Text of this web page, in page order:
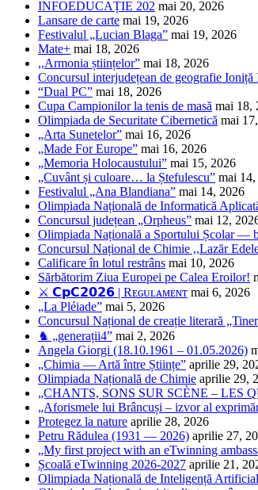
INFOEDUCAȚIE 202 mai 20, 2026
Lansare de carte mai 19, 2026
Festivalul „Lucian Blaga” mai 19, 2026
Mate+ mai 18, 2026
,,Armonia științelor” mai 18, 2026
Concursul interjudețean de geografie Ioniță
“Dual PC” mai 18, 2026
Cupa Campionilor la tenis de masă mai 18,
Olimpiada de Securitate Cibernetică mai
„Arta Sunetelor” mai 16, 2026
„Made For Europe” mai 16, 2026
„Memoria Holocaustului” mai 15, 2026
„Cuvânt și culoare… la Ștefulescu” mai
Festivalul „Ana Blandiana” mai 14, 2026
Olimpiada Națională de Informatică
Concursul județean „Orpheus” mai 12,
Olimpiada Națională a Sportului Școlar —
Concursul Național de Chimie ,,Lazăr
Calificare în lotul restrâns mai 10, 2026
Sărbătorim Ziua Europei pe Calea Eroilor!
⚔️ 𝗖𝗽𝗖𝟮𝟬𝟮𝟲 | Rᴇɢᴜʟᴀᴍᴇɴᴛ mai 6, 2026
„La Pléiade” mai 5, 2026
Concursul Național de creație literară
♞ „generații4” mai 2, 2026
Angela Giorgi (18.10.1961 – 01.05.2026)
„Chimia — Artă între Științe” aprilie 29,
Olimpiada Națională de Chimie aprilie 29,
„CHANTS, SONS SUR SCÈNE – LES
„Aforismele lui Brâncuși – izvor al
Protegez la nature aprilie 28, 2026
Petru Rădulea (1931 — 2026) aprilie 27,
„My first project with an eTwinning
Școală eTwinning 2026-2027 aprilie 21,
Olimpiada Națională de Inteligență